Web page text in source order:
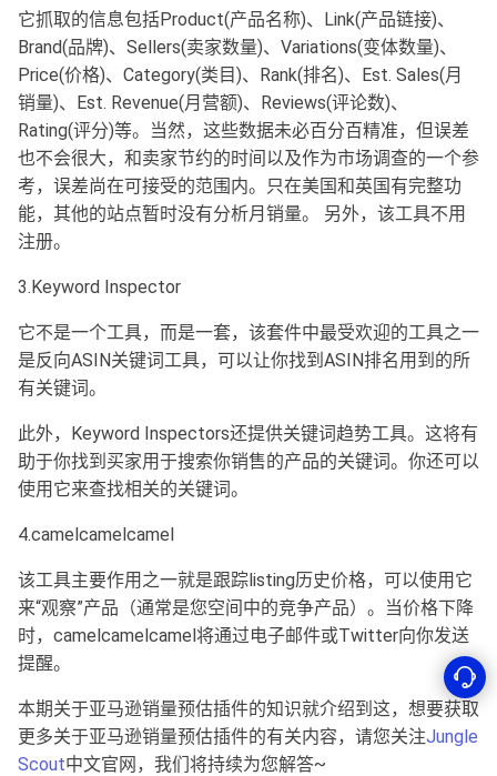
它抓取的信息包括Product(产品名称)、Link(产品链接)、
Brand(品牌)、Sellers(卖家数量)、Variations(变体数量)、
Price(价格)、Category(类目)、Rank(排名)、Est. Sales(月
销量)、Est. Revenue(月营额)、Reviews(评论数)、
Rating(评分)等。当然，这些数据未必百分百精准，但误差
也不会很大，和卖家节约的时间以及作为市场调查的一个参
考，误差尚在可接受的范围内。只在美国和英国有完整功
能，其他的站点暂时没有分析月销量。 另外，该工具不用
注册。
3.Keyword Inspector
它不是一个工具，而是一套，该套件中最受欢迎的工具之一
是反向ASIN关键词工具，可以让你找到ASIN排名用到的所
有关键词。
此外，Keyword Inspectors还提供关键词趋势工具。这将有
助于你找到买家用于搜索你销售的产品的关键词。你还可以
使用它来查找相关的关键词。
4.camelcamelcamel
该工具主要作用之一就是跟踪listing历史价格，可以使用它
来“观察”产品（通常是您空间中的竞争产品）。当价格下降
时，camelcamelcamel将通过电子邮件或Twitter向你发送
提醒。
本期关于亚马逊销量预估插件的知识就介绍到这，想要获取
更多关于亚马逊销量预估插件的有关内容，请您关注Jungle
Scout中文官网，我们将持续为您解答~